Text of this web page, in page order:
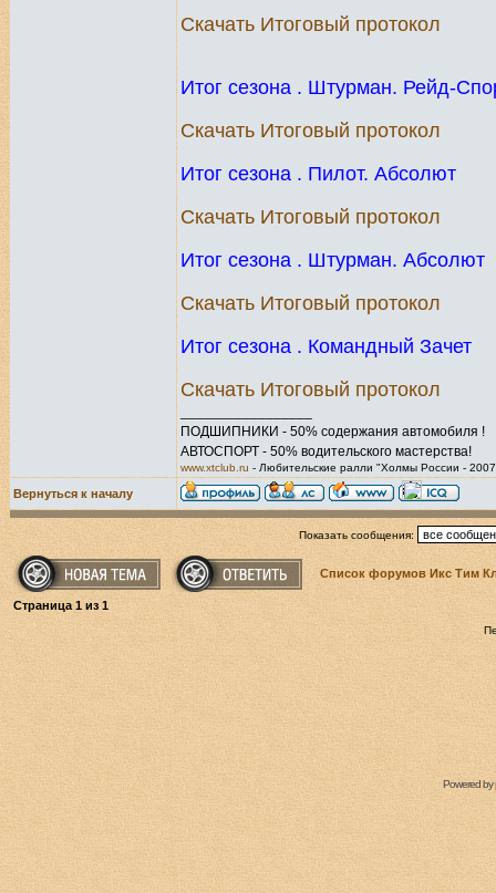
Скачать Итоговый протокол
Итог сезона . Штурман. Рейд-
Скачать Итоговый протокол
Итог сезона . Пилот. Абсолют
Скачать Итоговый протокол
Итог сезона . Штурман. Абсолют
Скачать Итоговый протокол
Итог сезона . Командный Зачет
Скачать Итоговый протокол
ПОДШИПНИКИ - 50% содержания автомобиля !
АВТОСПОРТ - 50% водительского мастерства!
www.xtclub.ru - Любительские ралли "Холмы России -
Вернуться к началу
Показать сообщения:
Список форумов Икс Тим
Страница 1 из 1
Powered by